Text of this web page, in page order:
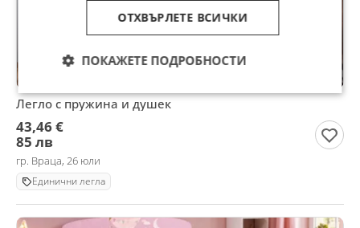
Легло с пружина и душек
43,46 €
85 лв
гр. Враца, 26 юли
Единични легла
ОТХВЪРЛЕТЕ ВСИЧКИ
ПОКАЖЕТЕ ПОДРОБНОСТИ